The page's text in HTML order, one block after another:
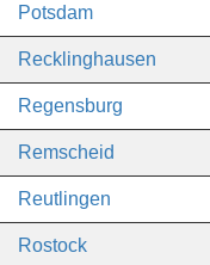
Potsdam
Recklinghausen
Regensburg
Remscheid
Reutlingen
Rostock